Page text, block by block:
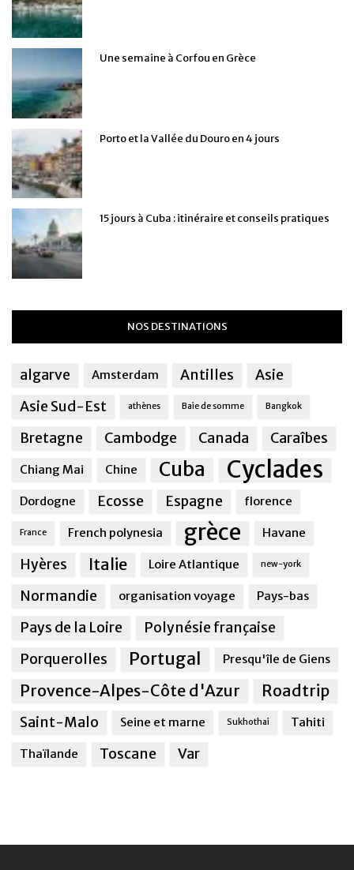
Une semaine à Corfou en Grèce
Porto et la Vallée du Douro en 4 jours
15 jours à Cuba : itinéraire et conseils pratiques
NOS DESTINATIONS
algarve Amsterdam Antilles
Asie
Asie Sud-Est
athènes Baie de somme Bangkok
Bretagne Cambodge Canada Caraîbes
Chiang Mai Chine Cuba Cyclades
Dordogne Ecosse Espagne florence
France French polynesia grèce Havane
Hyères Italie Loire Atlantique new-york
Normandie organisation voyage Pays-bas
Pays de la Loire
Polynésie française
Porquerolles
Portugal Presqu'île de Giens
Provence-Alpes-Côte d'Azur Roadtrip
Saint-Malo Seine et marne Sukhothai Tahiti
Thaïlande Toscane Var